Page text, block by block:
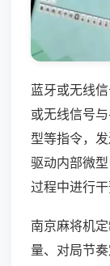
蓝牙或无线
或无线信号
型等指令，
驱动内部微
过程中进行干
南京麻将机
量、对局节